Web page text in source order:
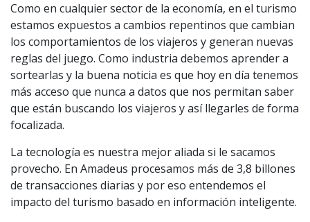
Como en cualquier sector de la economía, en el turismo
estamos expuestos a cambios repentinos que cambian
los comportamientos de los viajeros y generan nuevas
reglas del juego. Como industria debemos aprender a
sortearlas y la buena noticia es que hoy en día tenemos
más acceso que nunca a datos que nos permitan saber
que están buscando los viajeros y así llegarles de forma
focalizada.
La tecnología es nuestra mejor aliada si le sacamos
provecho. En Amadeus procesamos más de 3,8 billones
de transacciones diarias y por eso entendemos el
impacto del turismo basado en información inteligente.